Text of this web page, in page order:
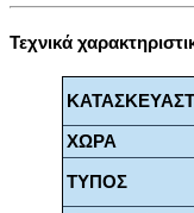
Τεχνικά
ΧΩΡΑ
ΤΥΠΟΣ